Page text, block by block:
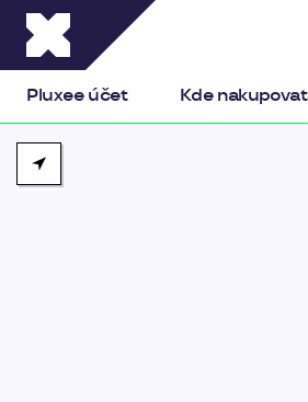
Pluxee účet Kde nakupovat